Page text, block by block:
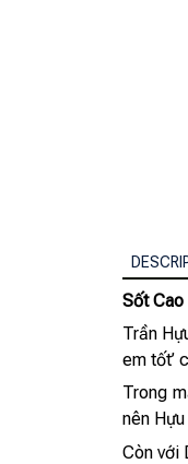
Sốt Cao
Trần
em tốt’
Trong
nên
Còn với